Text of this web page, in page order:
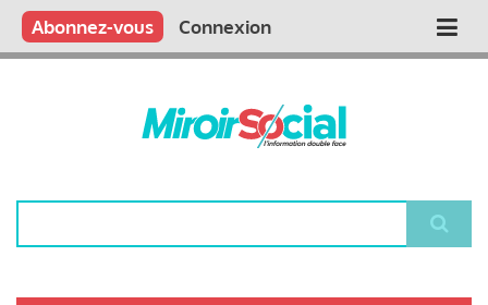
Aller
contenu
Main
Qui sommes nous ?
Vous publiez
Nous publions
Contactez-nous
Abonnez-vous Connexion